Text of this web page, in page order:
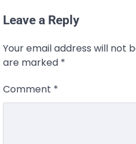
Leave a Reply
Your email address will not
are marked *
Comment *